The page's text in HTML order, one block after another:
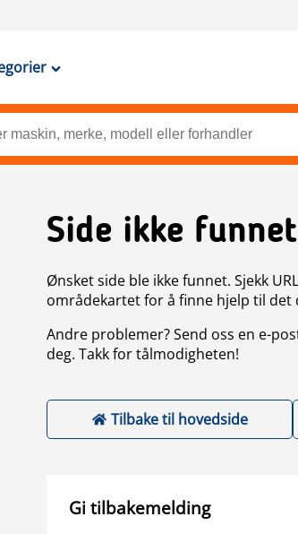
Side ikke funnet
Ønsket side ble ikke funnet. Sjekk
områdekartet for å finne hjelp til det
Andre problemer? Send oss en e-
deg. Takk for tålmodigheten!
Tilbake til hovedside
Gi tilbakemelding